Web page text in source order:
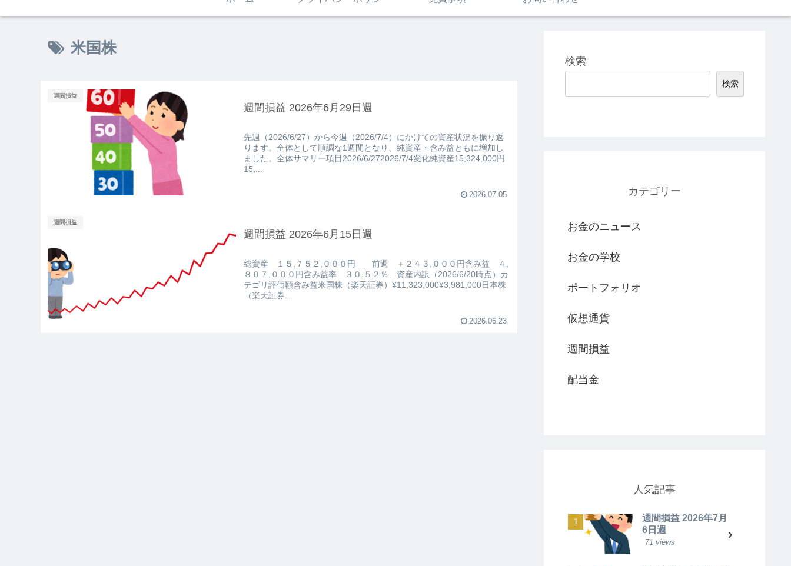
米国株
週間損益
週間損益 2026年6月29日週
先週（2026/6/27）から今週（2026/7/4）にかけての資産状況を振り返
ります。全体として順調な1週間となり、純資産・含み益ともに増加し
ました。全体サマリー項目2026/6/272026/7/4変化純資産15,324,000円
15,...
2026.07.05
週間損益
週間損益 2026年6月15日週
総資産 １５,７５２,０００円 前週 ＋２４３,０００円含み益 ４,
８０７,０００円含み益率 ３０.５２％ 資産内訳（2026/6/20時点）カ
テゴリ評価額含み益米国株（楽天証券）¥11,323,000¥3,981,000日本株
（楽天証券...
2026.06.23
検索
検索
カテゴリー
お金のニュース
お金の学校
ポートフォリオ
仮想通貨
週間損益
配当金
人気記事
週間損益 2026年7月
6日週
71 views